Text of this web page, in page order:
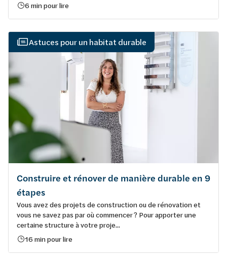
6 min pour lire
Astuces pour un habitat durable
Construire et rénover de manière durable en 9
étapes
Vous avez des projets de construction ou de rénovation et
vous ne savez pas par où commencer ? Pour apporter une
certaine structure à votre proje...
16 min pour lire